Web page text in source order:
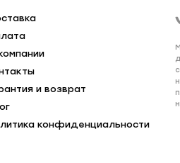
и возврат
конфиденциальности